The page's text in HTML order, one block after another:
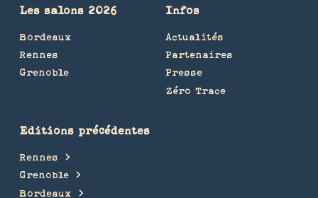
Les salons 2026
Bordeaux
Rennes
Grenoble
Infos
Actualités
Partenaires
Presse
Zéro Trace
Editions précédentes
Rennes
Grenoble
Bordeaux